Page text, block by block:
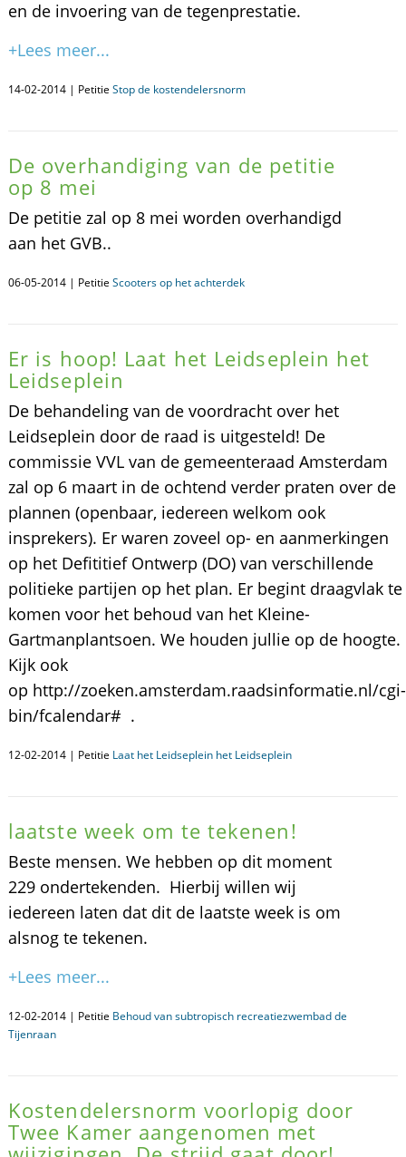
en de invoering van de tegenprestatie.
+Lees meer...
14-02-2014 | Petitie Stop de kostendelersnorm
De overhandiging van de petitie
op 8 mei
De petitie zal op 8 mei worden overhandigd
aan het GVB..
06-05-2014 | Petitie Scooters op het achterdek
Er is hoop! Laat het Leidseplein het
Leidseplein
De behandeling van de voordracht over het
Leidseplein door de raad is uitgesteld! De
commissie VVL van de gemeenteraad Amsterdam
zal op 6 maart in de ochtend verder praten over de
plannen (openbaar, iedereen welkom ook
insprekers). Er waren zoveel op- en aanmerkingen
op het Defititief Ontwerp (DO) van verschillende
politieke partijen op het plan. Er begint draagvlak te
komen voor het behoud van het Kleine-
Gartmanplantsoen. We houden jullie op de hoogte.
Kijk ook
op http://zoeken.amsterdam.raadsinformatie.nl/cgi-
bin/fcalendar# .
12-02-2014 | Petitie Laat het Leidseplein het Leidseplein
laatste week om te tekenen!
Beste mensen. We hebben op dit moment
229 ondertekenden. Hierbij willen wij
iedereen laten dat dit de laatste week is om
alsnog te tekenen.
+Lees meer...
12-02-2014 | Petitie Behoud van subtropisch recreatiezwembad de
Tijenraan
Kostendelersnorm voorlopig door
Twee Kamer aangenomen met